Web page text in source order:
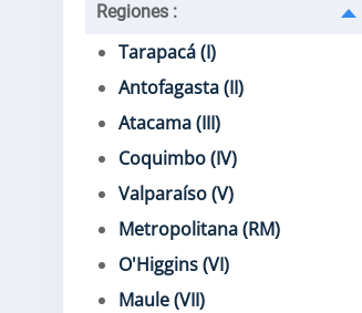
Regiones :
Tarapacá (I)
Antofagasta (II)
Atacama (III)
Coquimbo (IV)
Valparaíso (V)
Metropolitana (RM)
O'Higgins (VI)
Maule (VII)